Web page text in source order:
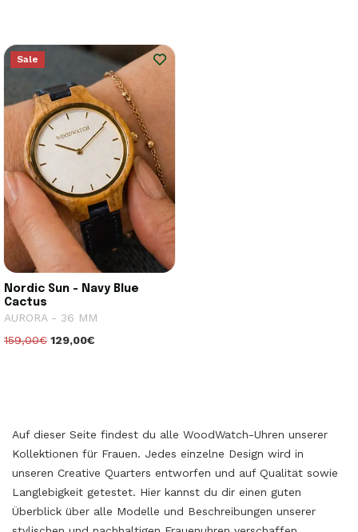
Sale
Nordic Sun - Navy Blue
Cactus
AURORA - 36 MM
159,00€ 129,00€
Auf dieser Seite findest du alle WoodWatch-Uhren unserer
Kollektionen für Frauen. Jedes einzelne Design wird in
unseren Creative Quarters entworfen und auf Qualität sowie
Langlebigkeit getestet. Hier kannst du dir einen guten
Überblick über alle Modelle und Beschreibungen unserer